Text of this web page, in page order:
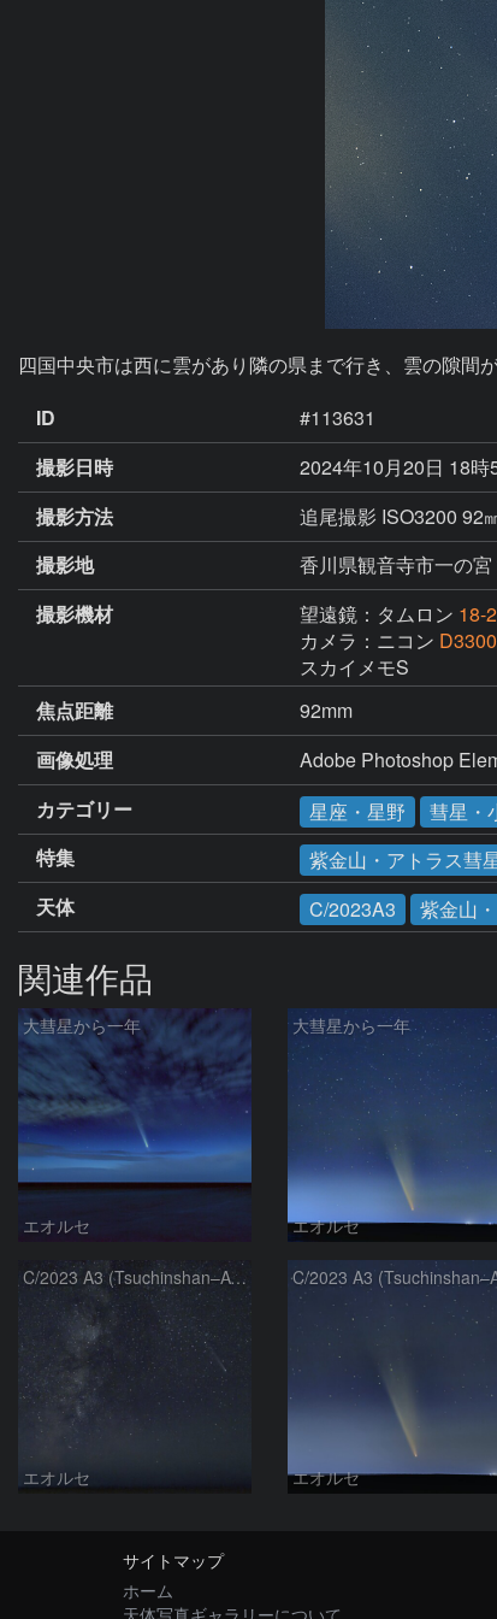
四国中央市は西に雲があり隣の県まで行き、雲の隙間
ID
#113631
撮影日時
2024年10月20日 18時
撮影方法
追尾撮影 ISO3200 92
撮影地
香川県観音寺市一の宮
撮影機材
望遠鏡：タムロン 18-
カメラ：ニコン D3300
スカイメモS
焦点距離
92mm
画像処理
Adobe Photoshop
カテゴリー
星座・星野
彗星・
特集
紫金山・アトラス彗
天体
C/2023A3 紫金山
関連作品
大彗星から一年
エオルセ
大彗星から一年
エオルセ
C/2023 A3 (Tsuchinshan–ATLAS)と天の川
エオルセ エオルセ
サイトマップ
ホーム
天体写真ギャラリーについて